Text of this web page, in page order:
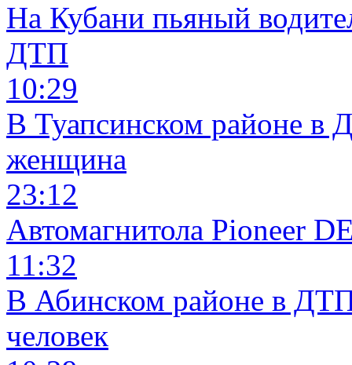
На Кубани пьяный
ДТП
10:29
В Туапсинском районе в
женщина
23:12
Автомагнитола Pioneer
11:32
В Абинском районе в
человек